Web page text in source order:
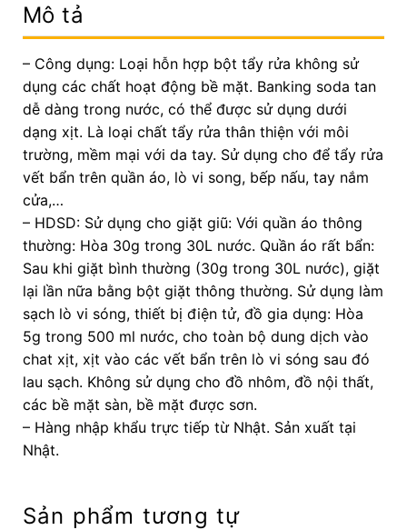
Mô tả
– Công dụng: Loại hỗn hợp bột tẩy rửa không sử
dụng các chất hoạt động bề mặt. Banking soda tan
dễ dàng trong nước, có thể được sử dụng dưới
dạng xịt. Là loại chất tẩy rửa thân thiện với môi
trường, mềm mại với da tay. Sử dụng cho để tẩy rửa
vết bẩn trên quần áo, lò vi song, bếp nấu, tay nắm
cửa,…
– HDSD: Sử dụng cho giặt giũ: Với quần áo thông
thường: Hòa 30g trong 30L nước. Quần áo rất bẩn:
Sau khi giặt bình thường (30g trong 30L nước), giặt
lại lần nữa bằng bột giặt thông thường. Sử dụng làm
sạch lò vi sóng, thiết bị điện tử, đồ gia dụng: Hòa
5g trong 500 ml nước, cho toàn bộ dung dịch vào
chat xịt, xịt vào các vết bẩn trên lò vi sóng sau đó
lau sạch. Không sử dụng cho đồ nhôm, đồ nội thất,
các bề mặt sàn, bề mặt được sơn.
– Hàng nhập khẩu trực tiếp từ Nhật. Sản xuất tại
Nhật.
Sản phẩm tương tự